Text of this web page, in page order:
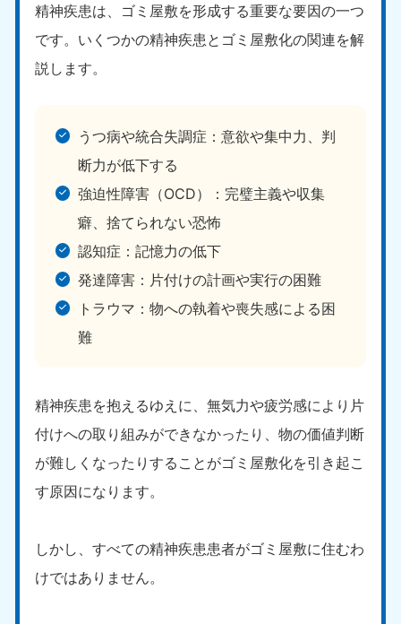
精神疾患は、ゴミ屋敷を形成する重要な要因の一つ
です。いくつかの精神疾患とゴミ屋敷化の関連を解
説します。
うつ病や統合失調症：意欲や集中力、判
断力が低下する
強迫性障害（OCD）：完璧主義や収集
癖、捨てられない恐怖
認知症：記憶力の低下
発達障害：片付けの計画や実行の困難
トラウマ：物への執着や喪失感による困
難
精神疾患を抱えるゆえに、無気力や疲労感により片
付けへの取り組みができなかったり、物の価値判断
が難しくなったりすることがゴミ屋敷化を引き起こ
す原因になります。
しかし、すべての精神疾患患者がゴミ屋敷に住むわ
けではありません。
広島県
050-1881-5144
鳥取県
050-1881-5156
9:00〜19:00 年中無休
香川県
050-1880-9899
9:00〜19:00 年中無休
徳島県
050-1880-9898
9:00〜19:00 年中無休
愛媛県
050-1880-9896
高知県
050-1880-9897
福岡県
050-1880-9895
9:00〜19:00 年中無休
佐賀県
050-1880-9894
9:00〜19:00 年中無休
長崎県
050-1880-9891
鹿児島県
大分県
050-1880-9893
宮崎県